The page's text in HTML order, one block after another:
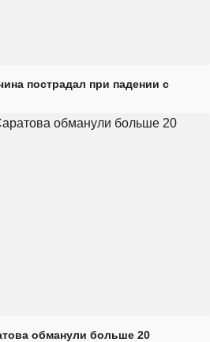
пострадал при падении с
обманули больше 20